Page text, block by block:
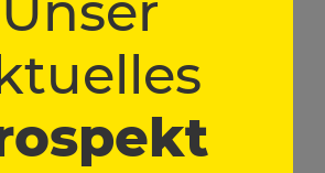
oder sogar als Topfpflanze auf